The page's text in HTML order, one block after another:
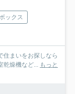
ックス
住まいをお探しなら
乾燥機など... もっと